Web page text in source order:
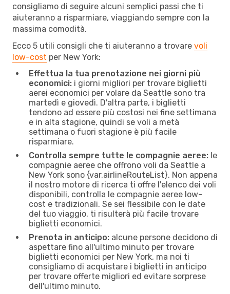
consigliamo di seguire alcuni semplici passi che ti
aiuteranno a risparmiare, viaggiando sempre con la
massima comodità.
Ecco 5 utili consigli che ti aiuteranno a trovare voli
low-cost per New York:
Effettua la tua prenotazione nei giorni più
economici: i giorni migliori per trovare biglietti
aerei economici per volare da Seattle sono tra
martedì e giovedì. D'altra parte, i biglietti
tendono ad essere più costosi nei fine settimana
e in alta stagione, quindi se voli a metà
settimana o fuori stagione è più facile
risparmiare.
Controlla sempre tutte le compagnie aeree: le
compagnie aeree che offrono voli da Seattle a
New York sono {​var.airlineRouteList}. Non appena
il nostro motore di ricerca ti offre l'elenco dei voli
disponibili, controlla le compagnie aeree low-
cost e tradizionali. Se sei flessibile con le date
del tuo viaggio, ti risulterà più facile trovare
biglietti economici.
Prenota in anticipo: alcune persone decidono di
aspettare fino all'ultimo minuto per trovare
biglietti economici per New York, ma noi ti
consigliamo di acquistare i biglietti in anticipo
per trovare offerte migliori ed evitare sorprese
dell'ultimo minuto.